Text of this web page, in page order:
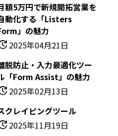
額5万円で新規開拓営業を
動化する「Listers
」の魅力
2025年04月21日
脱防止・入力最適化ツー
「Form Assist」の魅力
2025年02月13日
クレイピングツール
2025年11月19日